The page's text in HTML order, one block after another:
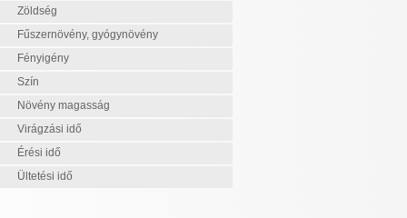
Zöldség
Fűszernövény, gyógynövény
Fényigény
Szín
Növény magasság
Virágzási idő
Érési idő
Ültetési idő